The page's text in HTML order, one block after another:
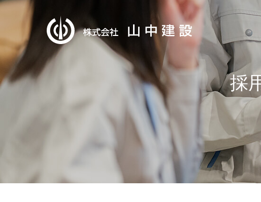
採